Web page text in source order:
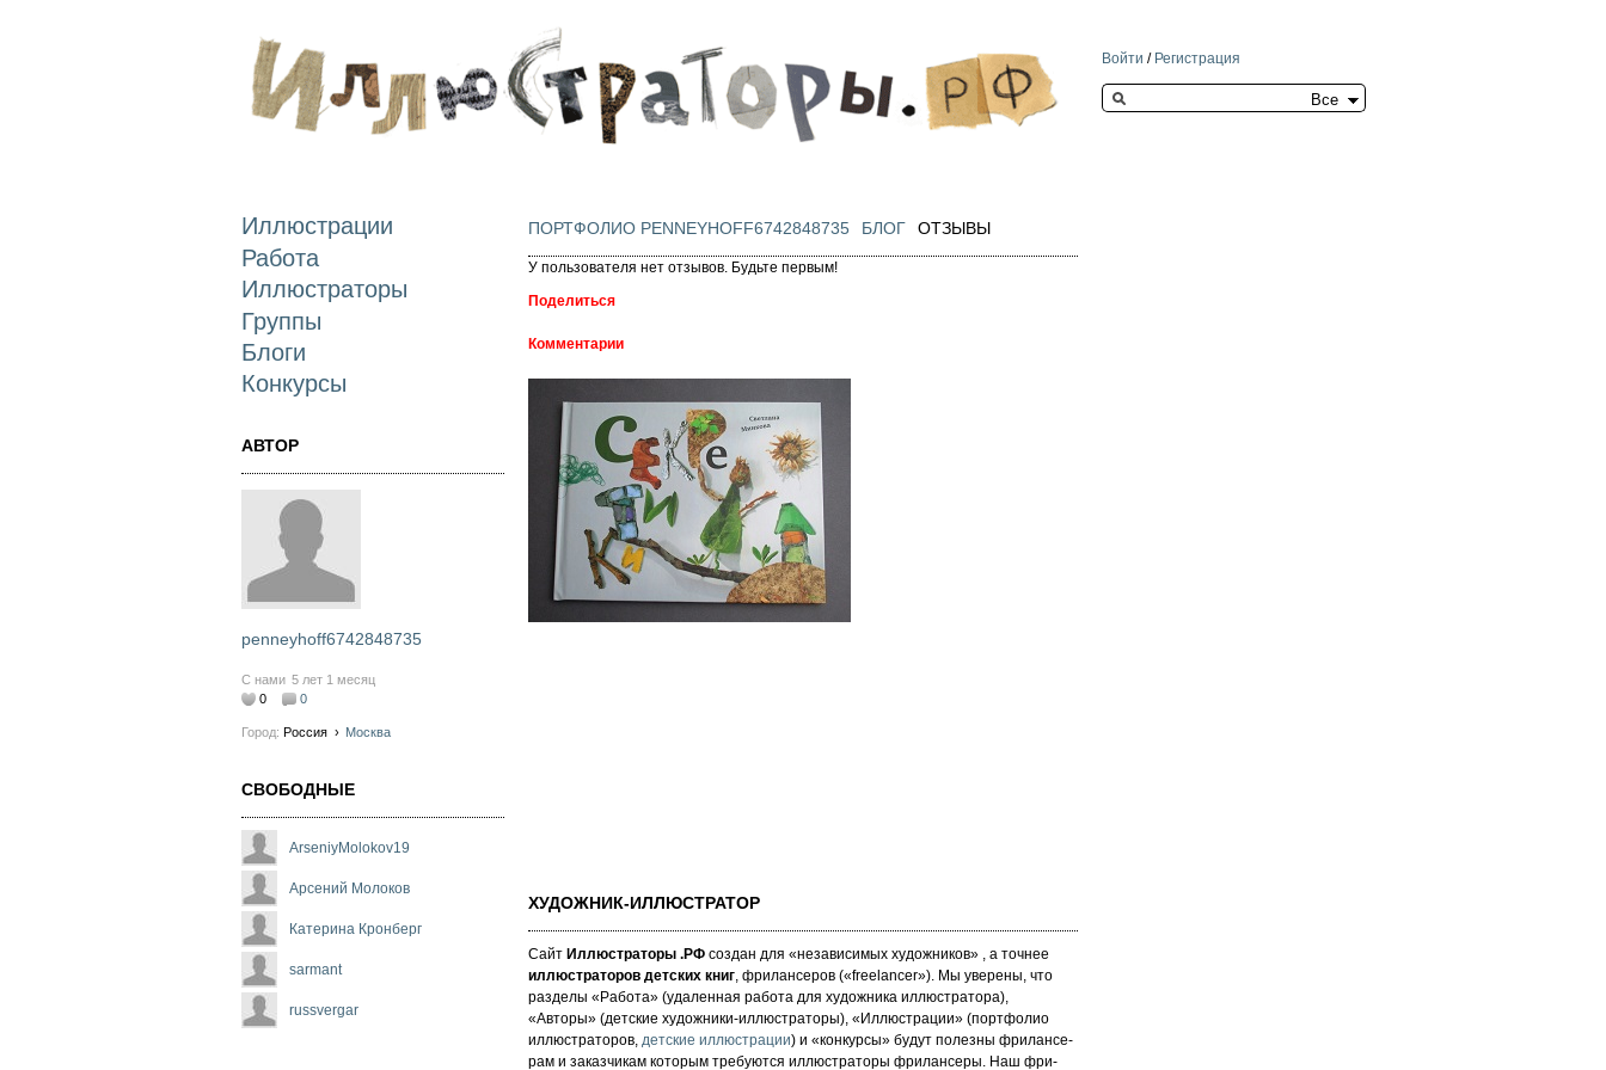
Войти / Регистрация
Search this site
Иллюстрации
Работа
Иллюстраторы
Группы
Блоги
Конкурсы
АВТОР
penneyhoff6742848735
С нами 5 лет 1 месяц
0
0
Город: Россия › Москва
СВОБОДНЫЕ
ArseniyMolokov19
Арсений Молоков
Катерина Кронберг
sarmant
russvergar
ПОРТФОЛИО PENNEYHOFF6742848735 БЛОГ ОТЗЫВЫ
У пользователя нет отзывов. Будьте первым!
Поделиться
Комментарии
ХУДОЖНИК-ИЛЛЮСТРАТОР
Сайт Иллюстраторы .РФ создан для «не­за­ви­си­мых ху­дож­ни­ков» , а точнее
иллюстраторов детских книг, фрилансеров («fre­elan­cer»). Мы уве­ре­ны, что
раз­де­лы «Работа» (уда­лен­ная работа для художника иллюстратора),
«Авторы» (детские художники-иллюстраторы), «Иллюстрации» (портфолио
иллюстраторов, детские иллюстрации) и «кон­кур­сы» бу­дут по­лез­ны фри­лан­се­
рам и за­каз­чи­кам которым требуются иллюстраторы фрилансеры. Наш фри­